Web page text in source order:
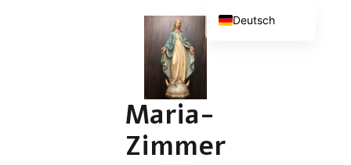
Maria-
Zimmer
Deutsch